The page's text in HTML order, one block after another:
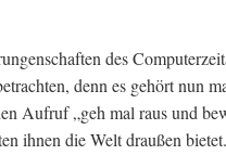
des
denn es gehört nun
Aufruf „geh mal raus und
ihnen die Welt draußen bietet.